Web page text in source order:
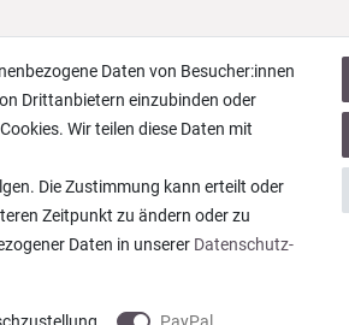
Daten von Besucher:innen
Drittanbietern einzubinden oder
Wir teilen diese Daten mit
Die Zustimmung kann erteilt oder
Zeitpunkt zu ändern oder zu
Daten in unserer Daten­schutz­